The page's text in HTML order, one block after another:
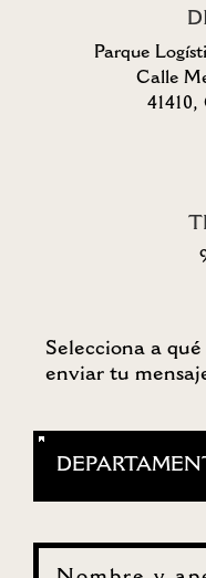
Parque
Calle
Selecciona a
enviar tu